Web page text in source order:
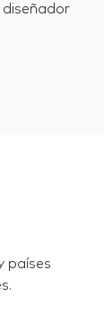
diseñador
países